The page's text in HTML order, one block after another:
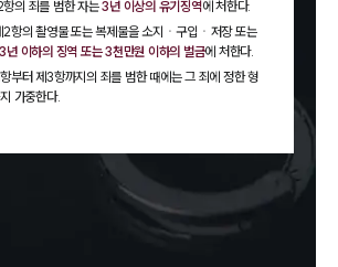
항의 죄를 범한 자는3년 이상의 유기징역에 처한다.
2항의 촬영물 또는 복제물을 소지ㆍ구입ㆍ저장 또는
3년 이하의 징역 또는 3천만원 이하의 벌금에 처한다.
부터 제3항까지의 죄를 범한 때에는 그 죄에 정한 형
가중한다.